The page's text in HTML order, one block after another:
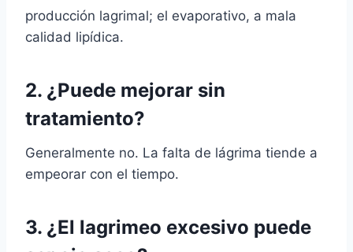
producción lagrimal; el evaporativo, a mala
calidad lipídica.
2. ¿Puede mejorar sin
tratamiento?
Generalmente no. La falta de lágrima tiende a
empeorar con el tiempo.
3. ¿El lagrimeo excesivo puede